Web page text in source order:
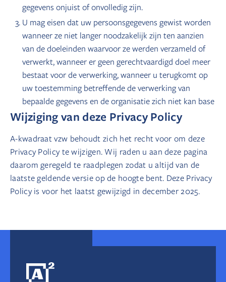
gegevens onjuist of onvolledig zijn.
U mag eisen dat uw persoonsgegevens gewist worden
wanneer ze niet langer noodzakelijk zijn ten aanzien
van de doeleinden waarvoor ze werden verzameld of
verwerkt, wanneer er geen gerechtvaardigd doel meer
bestaat voor de verwerking, wanneer u terugkomt op
uw toestemming betreffende de verwerking van
bepaalde gegevens en de organisatie zich niet kan base
Wijziging van deze Privacy Policy
A-kwadraat vzw behoudt zich het recht voor om deze
Privacy Policy te wijzigen. Wij raden u aan deze pagina
daarom geregeld te raadplegen zodat u altijd van de
laatste geldende versie op de hoogte bent. Deze Privacy
Policy is voor het laatst gewijzigd in december 2025.